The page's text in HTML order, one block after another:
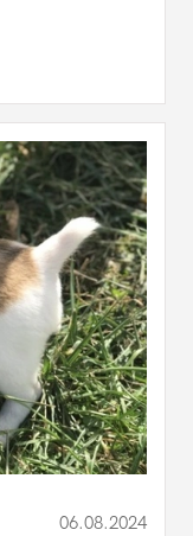
06.08.2024